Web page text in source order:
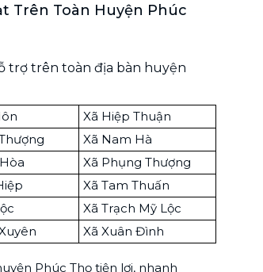
Trên Toàn Huyện Phúc
trợ trên toàn địa bàn huyện
Xã Hiệp Thuận
Xã Nam Hà
Xã Phụng Thượng
Xã Tam Thuấn
Xã Trạch Mỹ Lộc
Xã Xuân Đình